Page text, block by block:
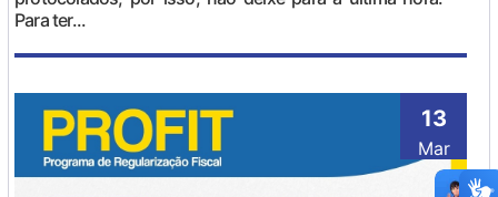
Para ter...
13
Mar